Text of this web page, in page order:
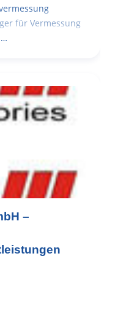
für Vermessung
–